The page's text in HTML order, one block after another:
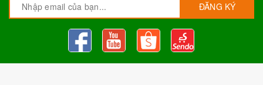
ĐĂNG KÝ